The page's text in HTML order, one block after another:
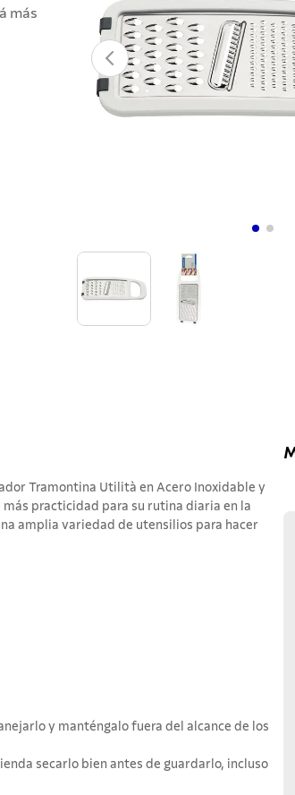
más
Tramontina Utilità en Acero Inoxidable y
más practicidad para su rutina diaria en la
amplia variedad de utensilios para hacer
y manténgalo fuera del alcance de los
secarlo bien antes de guardarlo, incluso